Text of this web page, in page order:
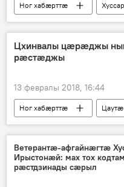
Ног хабӕрттӕ
Культурӕ
Цхинвалы цæрæджы
рæстæджы
13 февралы 2018, 16:44
Ног хабӕрттӕ
Цаутӕ
Хуссар Ирыстоны
Ветерантæ-афгайнæгтæ
Ирыстонæй: мах тох кодтам
рæстдзинады сæрыл